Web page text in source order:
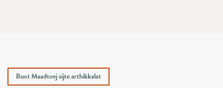
Buot Maadtoej sijte arthikkalat